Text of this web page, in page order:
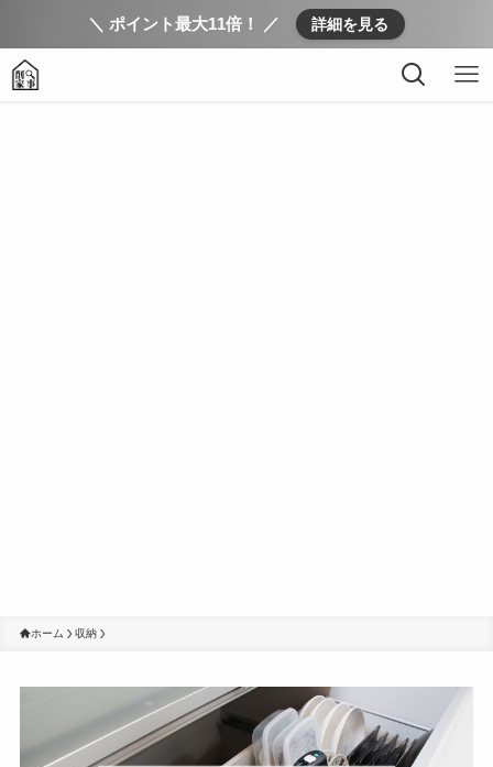
＼ ポイント最大11倍！ ／ 詳細を見る
ホーム 収納